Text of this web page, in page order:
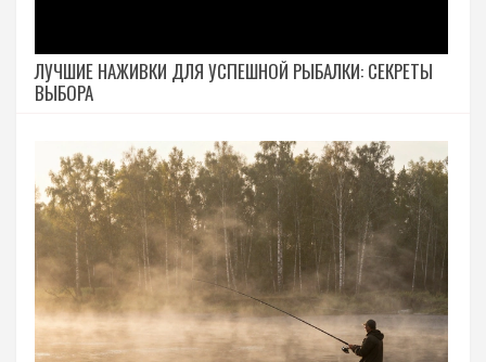
ЛУЧШИЕ НАЖИВКИ ДЛЯ УСПЕШНОЙ РЫБАЛКИ: СЕКРЕТЫ
ВЫБОРА